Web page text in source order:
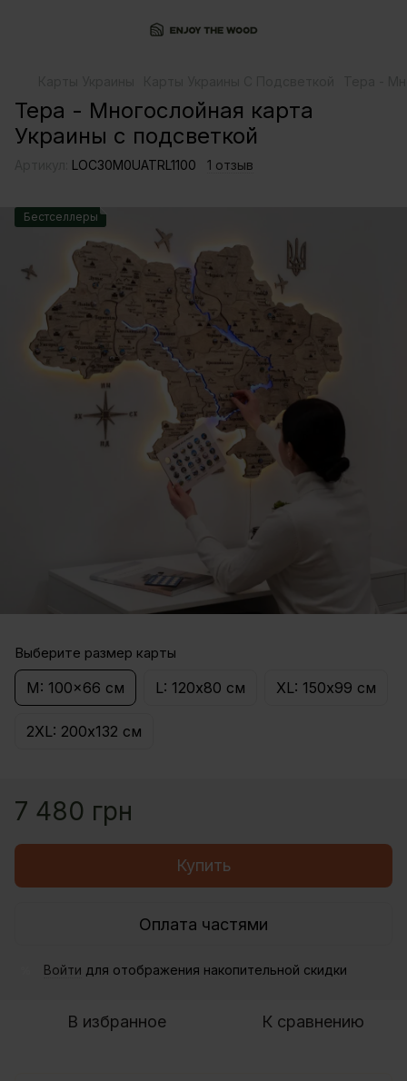
Тера - Многослойная карта
Украины с подсветкой
LOС30M0UATRL1100 1 отзыв
Бестселлеры
Выберите размер карты
M: 100x66 см L: 120х80 см XL: 150х99 см
2XL: 200х132 см
7 480 грн
Купить
Оплата частями
Войти для отображения накопительной скидки
В избранное К сравнению